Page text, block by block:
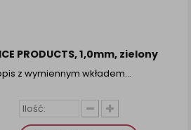
PRODUCTS, 1,0mm, zielony
z wymiennym wkładem…